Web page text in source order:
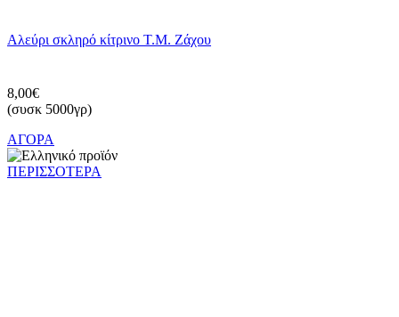
Αλεύρι σκληρό κίτρινο Τ.Μ. Ζάχου
8,00€
(συσκ 5000γρ)
ΑΓΟΡΑ
ΠΕΡΙΣΣΟΤΕΡΑ